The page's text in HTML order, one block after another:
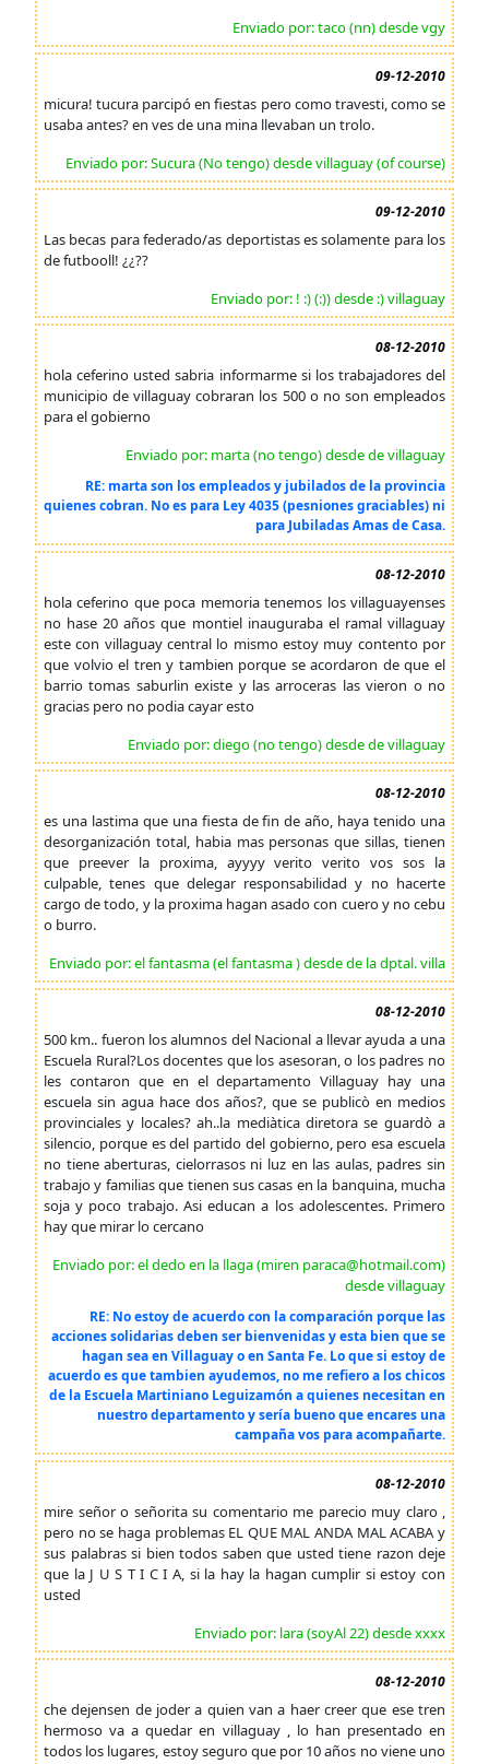
Enviado por: taco (nn) desde vgy
09-12-2010
micura! tucura parcipó en fiestas pero como travesti, como se
usaba antes? en ves de una mina llevaban un trolo.
Enviado por: Sucura (No tengo) desde villaguay (of course)
09-12-2010
Las becas para federado/as deportistas es solamente para los
de futbooll! ¿¿??
Enviado por: ! :) (:)) desde :) villaguay
08-12-2010
hola ceferino usted sabria informarme si los trabajadores del
municipio de villaguay cobraran los 500 o no son empleados
para el gobierno
Enviado por: marta (no tengo) desde de villaguay
RE: marta son los empleados y jubilados de la provincia
quienes cobran. No es para Ley 4035 (pesniones graciables) ni
para Jubiladas Amas de Casa.
08-12-2010
hola ceferino que poca memoria tenemos los villaguayenses
no hase 20 años que montiel inauguraba el ramal villaguay
este con villaguay central lo mismo estoy muy contento por
que volvio el tren y tambien porque se acordaron de que el
barrio tomas saburlin existe y las arroceras las vieron o no
gracias pero no podia cayar esto
Enviado por: diego (no tengo) desde de villaguay
08-12-2010
es una lastima que una fiesta de fin de año, haya tenido una
desorganización total, habia mas personas que sillas, tienen
que preever la proxima, ayyyy verito verito vos sos la
culpable, tenes que delegar responsabilidad y no hacerte
cargo de todo, y la proxima hagan asado con cuero y no cebu
o burro.
Enviado por: el fantasma (el fantasma ) desde de la dptal. villa
08-12-2010
500 km.. fueron los alumnos del Nacional a llevar ayuda a una
Escuela Rural?Los docentes que los asesoran, o los padres no
les contaron que en el departamento Villaguay hay una
escuela sin agua hace dos años?, que se publicò en medios
provinciales y locales? ah..la mediàtica diretora se guardò a
silencio, porque es del partido del gobierno, pero esa escuela
no tiene aberturas, cielorrasos ni luz en las aulas, padres sin
trabajo y familias que tienen sus casas en la banquina, mucha
soja y poco trabajo. Asi educan a los adolescentes. Primero
hay que mirar lo cercano
Enviado por: el dedo en la llaga (miren paraca@hotmail.com)
desde villaguay
RE: No estoy de acuerdo con la comparación porque las
acciones solidarias deben ser bienvenidas y esta bien que se
hagan sea en Villaguay o en Santa Fe. Lo que si estoy de
acuerdo es que tambien ayudemos, no me refiero a los chicos
de la Escuela Martiniano Leguizamón a quienes necesitan en
nuestro departamento y sería bueno que encares una
campaña vos para acompañarte.
08-12-2010
mire señor o señorita su comentario me parecio muy claro ,
pero no se haga problemas EL QUE MAL ANDA MAL ACABA y
sus palabras si bien todos saben que usted tiene razon deje
que la J U S T I C I A, si la hay la hagan cumplir si estoy con
usted
Enviado por: lara (soyAl 22) desde xxxx
08-12-2010
che dejensen de joder a quien van a haer creer que ese tren
hermoso va a quedar en villaguay , lo han presentado en
todos los lugares, estoy seguro que por 10 años no viene uno